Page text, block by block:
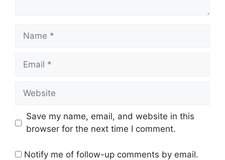
Name
Email
Website
Save my name, email, and website in this
browser for the next time I comment.
Notify me of follow-up comments by email.